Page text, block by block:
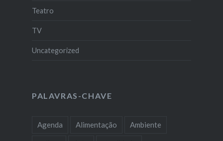
Teatro
TV
Uncategorized
PALAVRAS-CHAVE
Agenda Alimentação Ambiente